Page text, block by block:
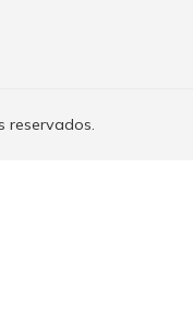
reservados.